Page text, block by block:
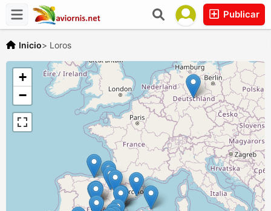
Publicar
Inicio> Loros
+
−